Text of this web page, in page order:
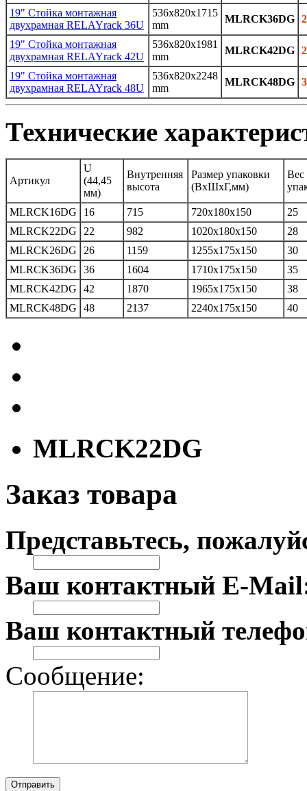
19" Стойка монтажная
двухрамная RELAYrack 36U
536x820x1715
mm
MLRCK36DG
19" Стойка монтажная
двухрамная RELAYrack 42U
536x820x1981
mm
MLRCK42DG
19" Стойка монтажная
двухрамная RELAYrack 48U
536x820x2248
mm
MLRCK48DG
Технические
Артикул
U
(44,45
мм)
Внутренняя
высота
Размер упаковки
(ВхШхГ,мм)
Вес
MLRCK16DG 16 715 720x180x150
25
MLRCK22DG
22 982 1020x180x150
28
MLRCK26DG
26 1159 1255x175x150
30
MLRCK36DG
36 1604 1710x175x150
35
MLRCK42DG
42 1870 1965x175x150
38
MLRCK48DG
48 2137 2240x175x150 40
MLRCK22DG
Заказ товара
Представьтесь,
Ваш контактный E-
Ваш контактный
Сообщение:
Отправить